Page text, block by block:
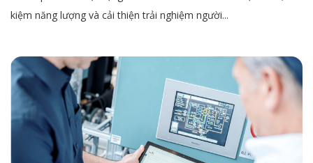
kiệm năng lượng và cải thiện trải nghiệm người...